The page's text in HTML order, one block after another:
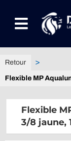
contenuToggle
NOTRE
CONTACTEZ-
Flexible MP
Flexible
3/8 jaune,